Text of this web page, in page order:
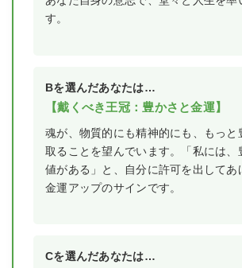
す。
Bを選んだあなたは…
【戴くべき王冠：豊かさと金運】
魂が、物質的にも精神的にも、もっと
取ることを望んでいます。「私には、
値がある」と、自分に許可を出してあ
金運アップのサインです。
Cを選んだあなたは…